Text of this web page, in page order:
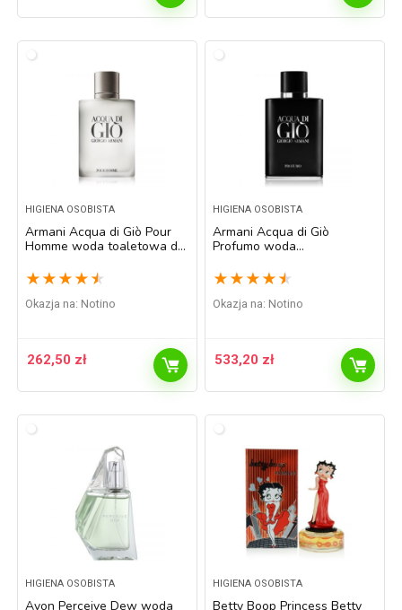
HIGIENA OSOBISTA
Armani Acqua di Giò Pour
Homme woda toaletowa dla
★ ★ ★ ★ ★
Okazja na: Notino
262,50 zł
HIGIENA OSOBISTA
Armani Acqua di Giò
Profumo woda
75 ml
★ ★ ★ ★ ★
Okazja na: Notino
533,20 zł
HIGIENA OSOBISTA
Avon Perceive Dew woda
HIGIENA OSOBISTA
Betty Boop Princess Betty